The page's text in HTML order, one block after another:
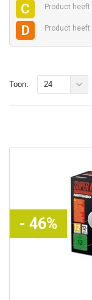
C Product heeft
D Product heeft
Toon: 24
- 46%